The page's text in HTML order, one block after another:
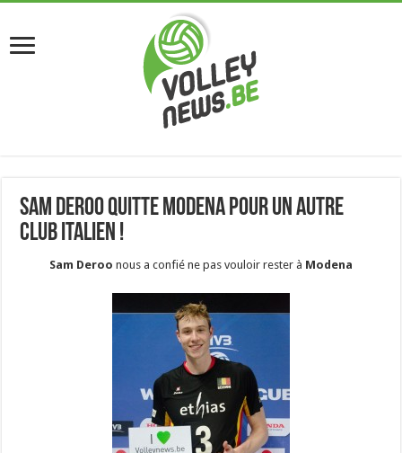
Sam Deroo quitte Modena pour un autre
club italien !
Sam Deroo nous a confié ne pas vouloir rester à Modena